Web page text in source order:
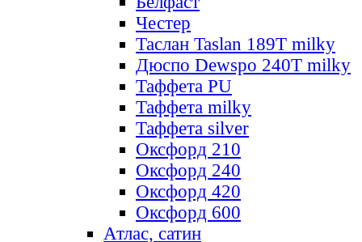
Честер
Таслан Taslan 189T milky
Дюспо Dewspo 240T milky
Таффета PU
Таффета milky
Таффета silver
Оксфорд 210
Оксфорд 240
Оксфорд 420
Оксфорд 600
Атлас, сатин